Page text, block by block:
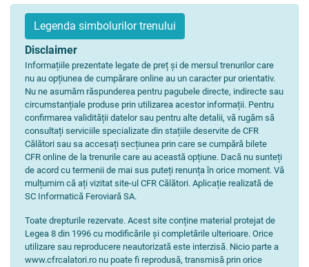
Legenda simbolurilor trenului
Disclaimer
Informațiile prezentate legate de preț și de mersul trenurilor care
nu au opțiunea de cumpărare online au un caracter pur orientativ.
Nu ne asumăm răspunderea pentru pagubele directe, indirecte sau
circumstanțiale produse prin utilizarea acestor informații. Pentru
confirmarea validității datelor sau pentru alte detalii, vă rugăm să
consultați serviciile specializate din stațiile deservite de CFR
Călători sau sa accesați secțiunea prin care se cumpără bilete
CFR online de la trenurile care au această opțiune. Dacă nu sunteți
de acord cu termenii de mai sus puteți renunța în orice moment. Vă
mulțumim că ați vizitat site-ul CFR Călători. Aplicație realizată de
SC Informatică Feroviară SA.
Toate drepturile rezervate. Acest site conține material protejat de
Legea 8 din 1996 cu modificările și completările ulterioare. Orice
utilizare sau reproducere neautorizată este interzisă. Nicio parte a
www.cfrcalatori.ro nu poate fi reprodusă, transmisă prin orice